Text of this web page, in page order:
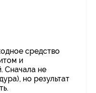
средство
и
Сначала не
но результат